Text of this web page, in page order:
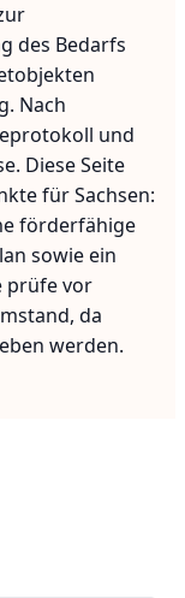
des Bedarfs
Nach
und
Diese Seite
für Sachsen:
förderfähige
sowie ein
prüfe vor
da
werden.